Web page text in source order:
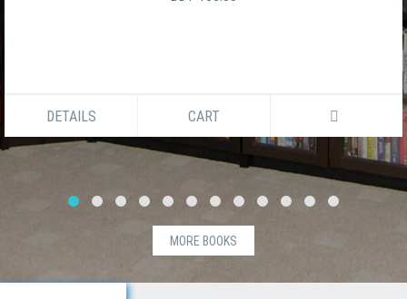
DETAILS CART
MORE BOOKS